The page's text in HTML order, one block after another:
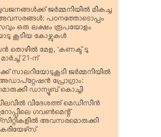
ജര്‍മ്മനിയില്‍ മികച്ച
പഠനത്തോടൊപ്പം
ഒരു ലക്ഷം രൂപയോളം
കൂടിയ കോഴ്സുകള്‍
മേള, ‘കണക്ട് ടു
മാര്‍ച്ച് 21-ന്
സാലറിയോടുകൂടി ജര്‍മ്മനിയില്‍
പ്രോഗ്രാം:
ഡാന്യൂബ് കൊച്ചി
വിദേശത്ത് മെഡിസിന്‍
ഗവണ്‍മെന്റ്
അവസരമൊരുക്കി